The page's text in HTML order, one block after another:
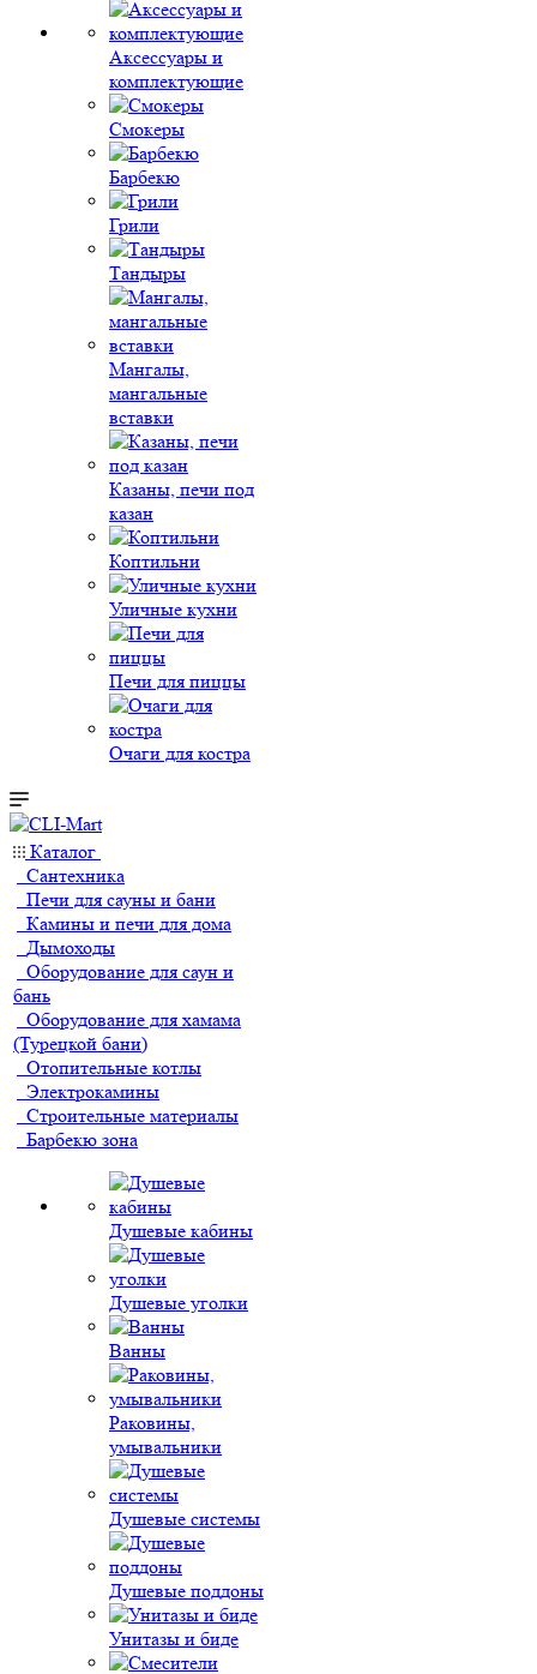
Аксессуары и
комплектующие
Смокеры
Барбекю
Грили
Тандыры
Мангалы,
мангальные
вставки
Казаны, печи под
казан
Коптильни
Уличные кухни
Печи для пиццы
Очаги для костра
Каталог
Сантехника
Печи для сауны и бани
Камины и печи для дома
Дымоходы
Оборудование для саун и
бань
Оборудование для хамама
(Турецкой бани)
Отопительные котлы
Электрокамины
Строительные материалы
Барбекю зона
Душевые кабины
Душевые уголки
Ванны
Раковины,
умывальники
Душевые системы
Душевые поддоны
Унитазы и биде